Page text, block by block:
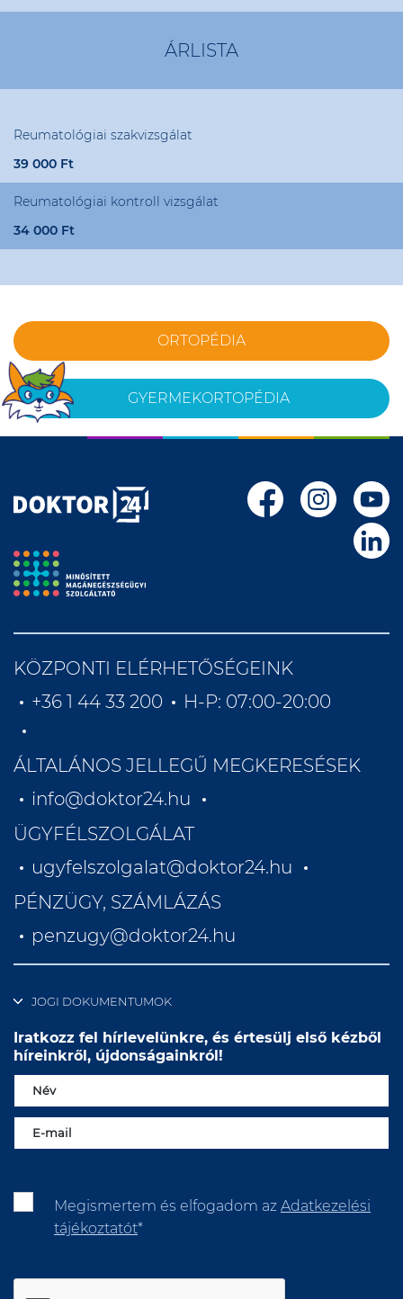
ÁRLISTA
Reumatológiai szakvizsgálat
39 000 Ft
Reumatológiai kontroll vizsgálat
34 000 Ft
ORTOPÉDIA
GYERMEKORTOPÉDIA
KÖZPONTI ELÉRHETŐSÉGEINK
+36 1 44 33 200
H-P: 07:00-20:00
ÁLTALÁNOS JELLEGŰ MEGKERESÉSEK
info@doktor24.hu
ÜGYFÉLSZOLGÁLAT
ugyfelszolgalat@doktor24.hu
PÉNZÜGY, SZÁMLÁZÁS
penzugy@doktor24.hu
JOGI DOKUMENTUMOK
Iratkozz fel hírlevelünkre, és értesülj első kézből
híreinkről, újdonságainkról!
Megismertem és elfogadom az Adatkezelési
tájékoztatót*